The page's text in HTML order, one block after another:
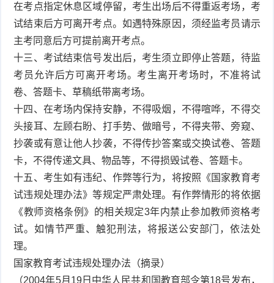
在考点指定休息区域停留，考生出场后不得重返考场，考
试结束后方可离开考点。如遇特殊原因，须经监考员请示
主考同意后方可提前离开考点。
十三、考试结束信号发出后，考生须立即停止答题，待监
考员允许后方可离开考场。考生离开考场时，不准将试
卷、答题卡、草稿纸带离考场。
十四、在考场内保持安静，不得吸烟，不得喧哗，不得交
头接耳、左顾右盼、打手势、做暗号，不得夹带、旁窥、
抄袭或有意让他人抄袭，不得传抄答案或交换试卷、答题
卡，不得传递文具、物品等，不得损毁试卷、答题卡。
十五、考生如有违纪、作弊等行为，将按照《国家教育考
试违规处理办法》等规定严肃处理。有作弊情形的将依据
《教师资格条例》的相关规定3年内禁止参加教师资格考
试。如情节严重、触犯刑法，将报送公安部门，依法处
理。
国家教育考试违规处理办法（摘录）
（2004年5月19日中华人民共和国教育部令第18号发布，